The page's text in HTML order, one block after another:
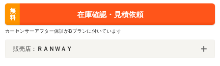
無
料
在庫確認・見積依頼
カーセンサーアフター保証がBプランに付いています
販売店： ＲＡＮＷＡＹ